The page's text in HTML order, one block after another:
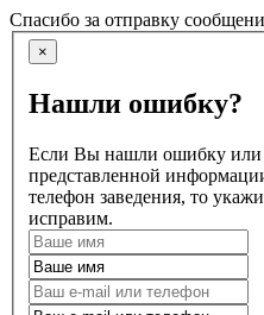
Спасибо за отправку
×
Нашли ошибку?
Если Вы нашли ошибку или
представленной
телефон заведения, то
исправим.